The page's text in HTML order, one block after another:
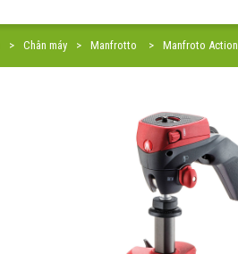
Chân máy Manfrotto Manfroto Action